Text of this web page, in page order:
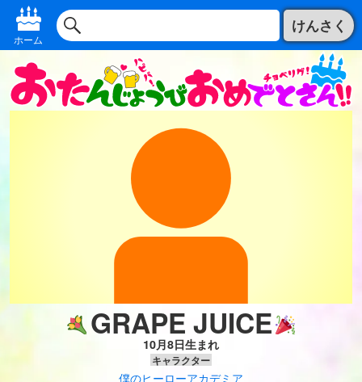
ホーム
けんさく
GRAPE JUICE
10月8日生まれ
キャラクター
僕のヒーローアカデミア